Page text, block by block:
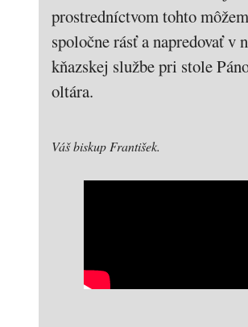
prostredníctvom tohto
spoločne rásť a napredovať v
kňazskej službe pri stole
oltára.
Váš biskup František.